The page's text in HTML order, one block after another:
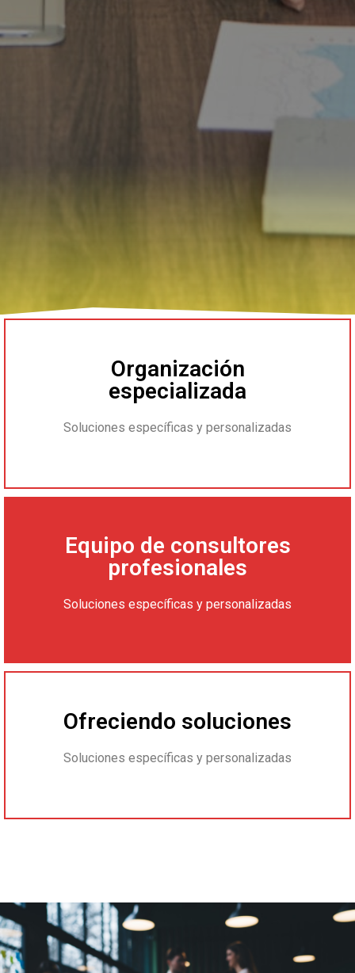
Organización
especializada
Soluciones específicas y personalizadas
Equipo de consultores
profesionales
Soluciones específicas y personalizadas
Ofreciendo soluciones
Soluciones específicas y personalizadas